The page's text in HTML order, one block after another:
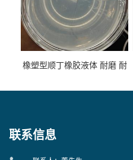
橡塑型顺丁橡胶液体 耐磨 耐
联系信息